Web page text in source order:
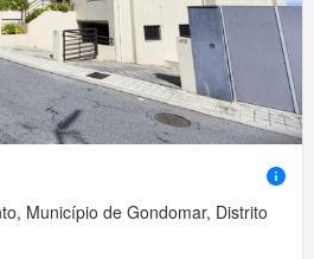
Município de Gondomar, Distrito